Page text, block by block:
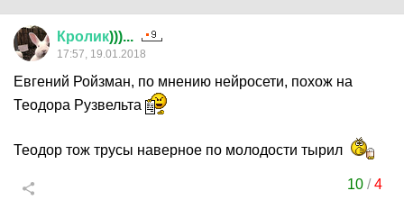
Кролик)))...
17:57, 19.01.2018
Евгений Ройзман, по мнению нейросети, похож на
Теодора Рузвельта
Теодор тож трусы наверное по молодости тырил
10 /4